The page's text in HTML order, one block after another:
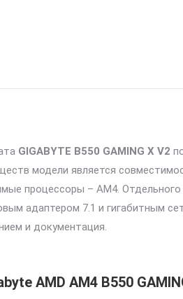
GIGABYTE B550 GAMING X V2
модели является
процессоры – AM4.
адаптером 7.1 и гигабитным
и документация.
AMD AM4 B550